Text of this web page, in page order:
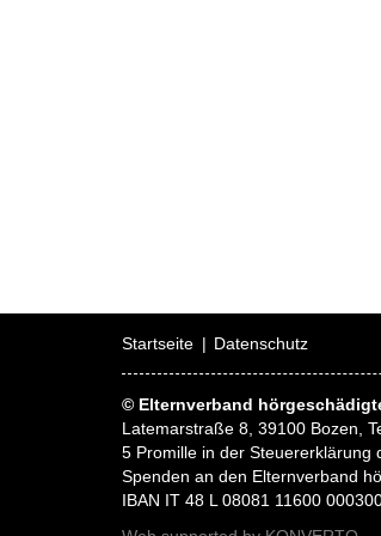
Startseite Datenschutz
© Elternverband
Latemarstraße 8, 39100 Bozen,
5 Promille in der Steuererklärung
Spenden an den Elternverband
IBAN IT 48 L 08081 11600